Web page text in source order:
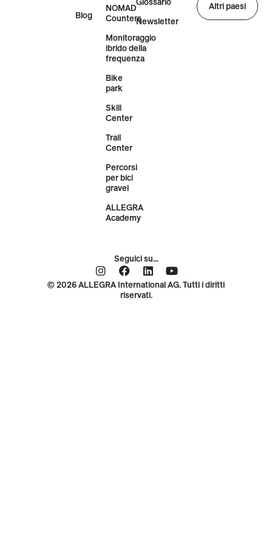
Blog
NOMAD
Counters
Monitoraggio
ibrido della
frequenza
Bike
park
Skill
Center
Trail
Center
Percorsi
per bici
gravel
ALLEGRA
Academy
Newsletter
Altri paesi
Seguici su...
© 2026 ALLEGRA International AG. Tutti i diritti
riservati.